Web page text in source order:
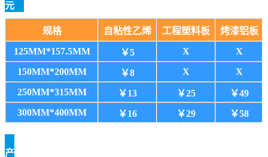
元
规格 自粘性乙烯 工程塑料板
烤漆铝板
125MM*157.5MM
￥5 X
X
150MM*200MM
￥8 X
X
250MM*315MM
￥13 ￥25
￥49
300MM*400MM
￥16 ￥29 ￥58
产